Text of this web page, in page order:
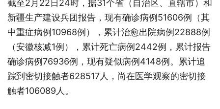
截至2月22日24时，据31个省（自治区、直辖市）和
新疆生产建设兵团报告，现有确诊病例51606例（其
中重症病例10968例），累计治愈出院病例22888例
（安徽核减1例），累计死亡病例2442例，累计报告
确诊病例76936例，现有疑似病例4148例。累计追
踪到密切接触者628517人，尚在医学观察的密切接
触者106089人。